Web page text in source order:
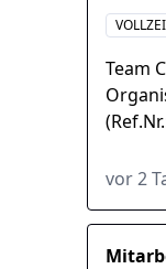
Team
vor 2